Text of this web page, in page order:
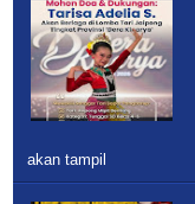
akan tampil